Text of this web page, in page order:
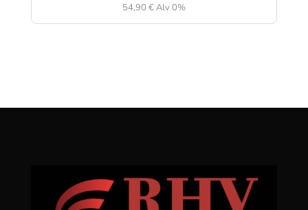
54,90 €Alv 0%